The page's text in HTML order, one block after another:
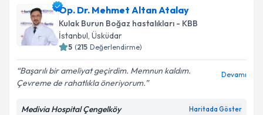
E-posta Adresiniz
Kişisel verilerimin işlenmesine ilişkinAydınlatma
Metni'ni okudum ve kişisel verilerimin belirtilen
Op. Dr. Mehmet Altan Atalay
Kulak Burun Boğaz hastalıkları - KBB
İstanbul, Üsküdar
5 (215 Değerlendirme)
Başarılı bir ameliyat geçirdim. Memnun kaldım.
Çevreme de rahatlıkla öneriyorum.
Devamı
Medivia Hospital Çengelköy Haritada Göster